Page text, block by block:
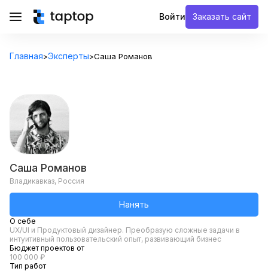
Войти Заказать сайт
Главная>Эксперты>Саша Романов
Саша Романов
Владикавказ, Россия
Нанять
О себе
UX/UI и Продуктовый дизайнер. Преобразую сложные задачи в
интуитивный пользовательский опыт, развивающий бизнес
Бюджет проектов от
100 000 ₽
Тип работ